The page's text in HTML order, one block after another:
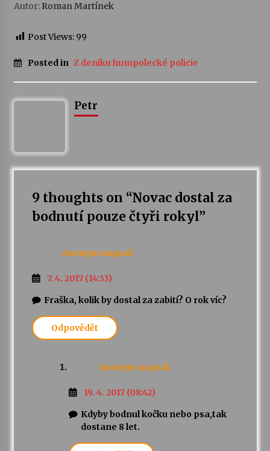
Autor: Roman Martínek
Post Views: 99
Posted in Z deníku humpolecké policie
Petr
9 thoughts on “Novac dostal za
bodnutí pouze čtyři rokyl”
Anonym napsal:
7. 4. 2017 (14:33)
Fraška, kolik by dostal za zabití? O rok víc?
Odpovědět
Anonym napsal:
19. 4. 2017 (08:42)
Kdyby bodnul kočku nebo psa,tak
dostane 8 let.